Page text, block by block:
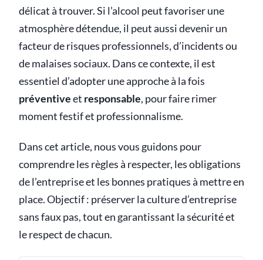
délicat à trouver. Si l’alcool peut favoriser une
atmosphère détendue, il peut aussi devenir un
facteur de risques professionnels, d’incidents ou
de malaises sociaux. Dans ce contexte, il est
essentiel d’adopter une approche à la fois
préventiveet responsable, pour faire rimer
moment festif et professionnalisme.
Dans cet article, nous vous guidons pour
comprendre les règles à respecter, les obligations
de l’entreprise et les bonnes pratiques à mettre en
place. Objectif : préserver la culture d’entreprise
sans faux pas, tout en garantissant la sécurité et
le respect de chacun.